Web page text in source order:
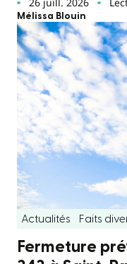
Mélissa Blouin
Actualités Faits
Fermeture